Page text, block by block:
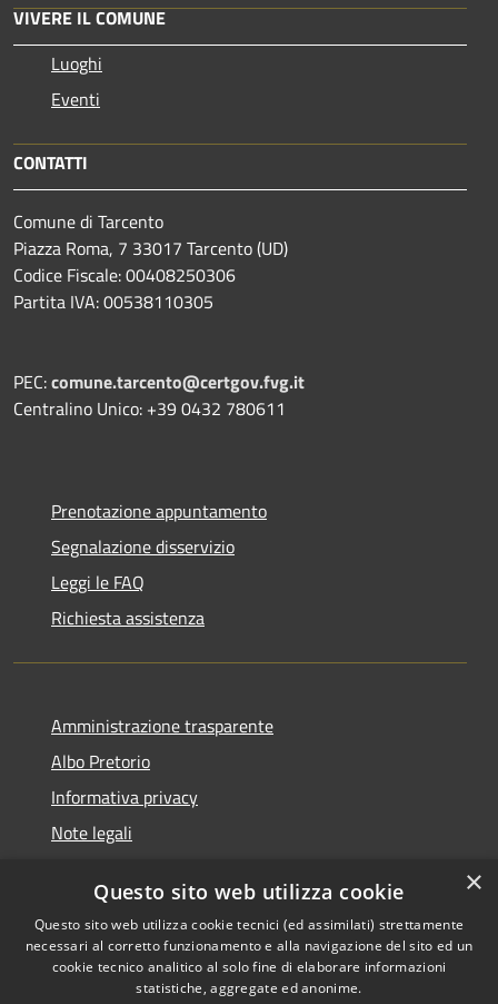
VIVERE IL COMUNE
Luoghi
Eventi
CONTATTI
Comune di Tarcento
Piazza Roma, 7 33017 Tarcento (UD)
Codice Fiscale: 00408250306
Partita IVA: 00538110305
PEC:comune.tarcento@certgov.fvg.it
Centralino Unico: +39 0432 780611
Prenotazione appuntamento
Segnalazione disservizio
Leggi le FAQ
Richiesta assistenza
Amministrazione trasparente
Albo Pretorio
Informativa privacy
Note legali
Segnalazioni di inaccessibilità
×
Questo sito web utilizza cookie
Questo sito web utilizza cookie tecnici (ed assimilati) strettamente
necessari al corretto funzionamento e alla navigazione del sito ed un
cookie tecnico analitico al solo fine di elaborare informazioni
statistiche, aggregate ed anonime.